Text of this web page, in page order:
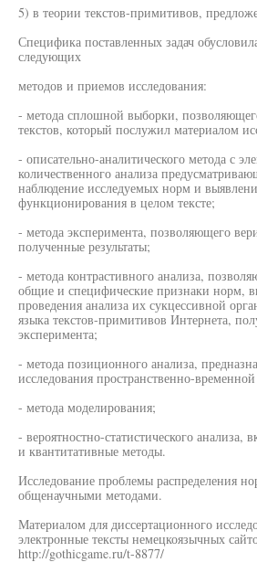
5) в теории текстов-примитивов,
Специфика поставленных задач
следующих
методов и приемов исследования:
- метода сплошной выборки,
текстов, который послужил материалом
- описательно-аналитического метода с
количественного анализа
наблюдение исследуемых норм и
функционирования в целом тексте;
- метода эксперимента, позволяющего
полученные результаты;
- метода контрастивного анализа,
общие и специфические признаки норм,
проведения анализа их сукцессивной
языка текстов-примитивов Интернета,
эксперимента;
- метода позиционного анализа,
исследования пространственно-
- метода моделирования;
- вероятностно-статистического анализа,
и квантитативные методы.
Исследование проблемы распределения
общенаучными методами.
Материалом для диссертационного
электронные тексты немецкоязычных
http://gothicgame.ru/t-8877/